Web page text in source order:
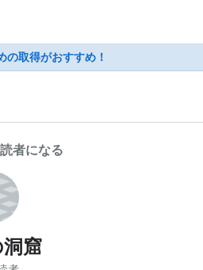
の取得がおすすめ！
者になる
窟